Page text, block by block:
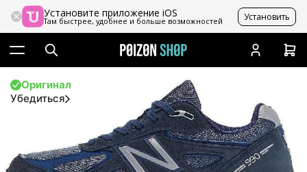
Установите приложение iOS
Там быстрее, удобнее и больше возможностей Установить
Оригинал
Убедиться